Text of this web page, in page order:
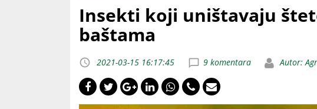
Insekti koji uništavaju
baštama
2021-03-15 16:17:45 9 komentara Autor: